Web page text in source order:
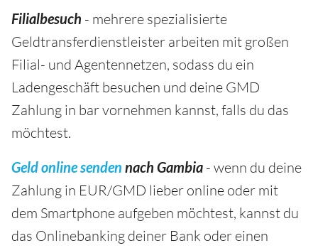
Filialbesuch - mehrere spezialisierte
Geldtransferdienstleister arbeiten mit großen
Filial- und Agentennetzen, sodass du ein
Ladengeschäft besuchen und deine GMD
Zahlung in bar vornehmen kannst, falls du das
möchtest.
Geld online senden nach Gambia - wenn du deine
Zahlung in EUR/GMD lieber online oder mit
dem Smartphone aufgeben möchtest, kannst du
das Onlinebanking deiner Bank oder einen